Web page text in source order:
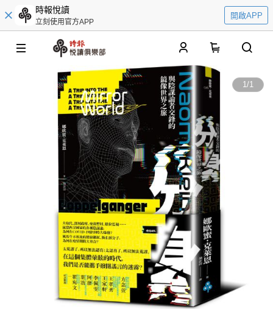
時報悅讀
立刻使用官方APP
開啟APP
1/1